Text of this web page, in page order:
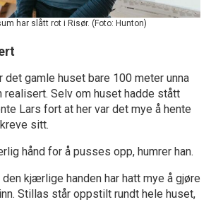
har slått rot i Risør. (Foto: Hunton)
det gamle huset bare 100 meter unna
realisert. Selv om huset hadde stått
Lars fort at her var det mye å hente
sitt.
hånd for å pusses opp, humrer han.
kjærlige handen har hatt mye å gjøre
Stillas står oppstilt rundt hele huset,